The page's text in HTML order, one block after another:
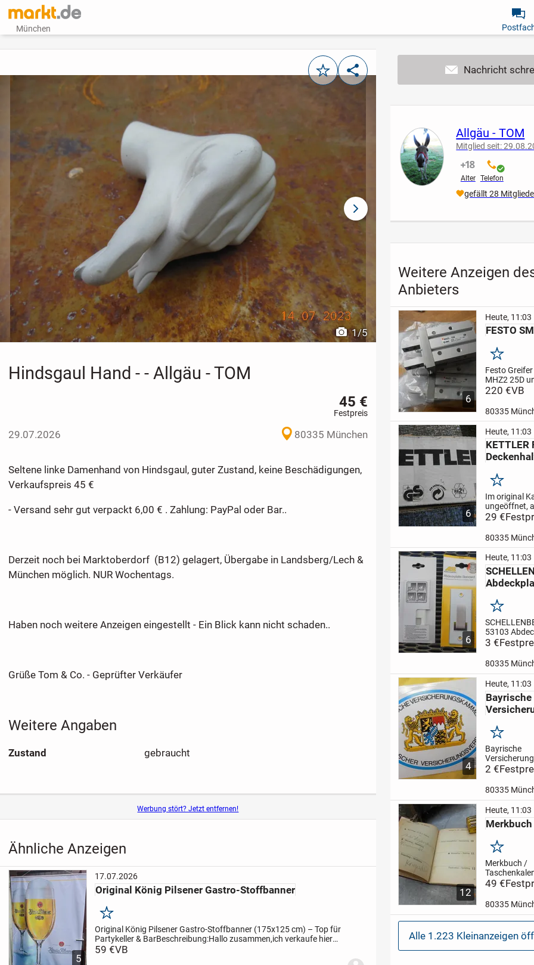
München
MerkenTeilen
vorheriges Bild
1/5
nächstes Bild
Hindsgaul Hand - - Allgäu - TOM
45 €
Festpreis
29.07.2026 80335 München
Seltene linke Damenhand von Hindsgaul, guter Zustand, keine Beschädigungen,
Verkaufspreis 45 €
- Versand sehr gut verpackt 6,00 € . Zahlung: PayPal oder Bar..
Derzeit noch bei Marktoberdorf (B12) gelagert, Übergabe in Landsberg/Lech &
München möglich. NUR Wochentags.
Haben noch weitere Anzeigen eingestellt - Ein Blick kann nicht schaden..
Grüße Tom & Co. - Geprüfter Verkäufer
Weitere Angaben
Zustand gebraucht
Werbung stört? Jetzt entfernen!
Ähnliche Anzeigen
5
17.07.2026
Original König Pilsener Gastro-Stoffbanner
Merken
Original König Pilsener Gastro-Stoffbanner (175x125 cm) – Top für
Partykeller & BarBeschreibung:Hallo zusammen,ich verkaufe hier
ein original großes Werbebanner / eine Dekofahne von König
59 €VB
Allgäu - TOM
Mitglied seit:
Alter
nicht verifiziert
Telefon
verifiziert
gefällt 28
Weitere Anzeigen
Anbieters
6
Heute, 11:03
FESTO
Merken
Festo Greifer
MHZ2 25D
es gibt
wird als
erwünscht.
€ - Versand
(wird gut
€...
220 €VB
80335
6
Heute, 11:03
KETTLER
Merken
Im original
ungeöffnet,
1990 igern -
bei Kauf/
geöffnet
verschickt
Versand 8 € -
oder
..Derzeit
29 €
80335
6
Heute, 11:03
Merken
53103
guter Zustand,
erwünscht,
Versand
gut verpackt
3 € ...
3 €
80335
4
Heute, 11:03
Bayrische
Merken
Bayrische
Aufkleber
igern, guter
erwünscht,
Versand per
Bezahlung:
Paypal...
2 €
80335
12
Heute, 11:03
Merken
Merkbuch /
ersehntem
8.Mai... 49 €
oder
schönen
gelagert,
Landsberg/
49 €
80335
Alle 1.223 Kleinanzeigen